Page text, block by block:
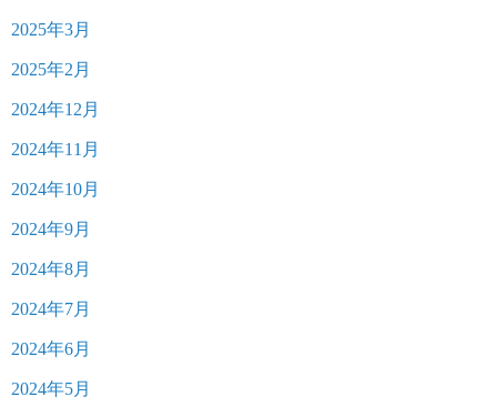
2025年3月
2025年2月
2024年12月
2024年11月
2024年10月
2024年9月
2024年8月
2024年7月
2024年6月
2024年5月